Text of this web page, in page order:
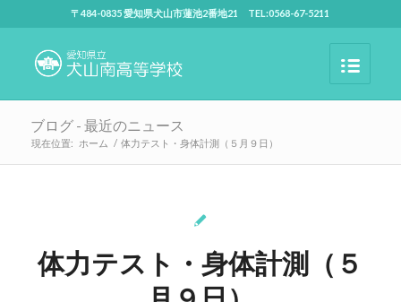
〒484-0835 愛知県犬山市蓮池2番地21 TEL:0568-67-5211
ブログ - 最近のニュース
現在位置: ホーム / 体力テスト・身体計測（５月９日）
体力テスト・身体計測（５